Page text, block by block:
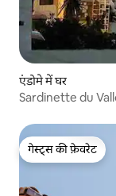
एंडोमे में घर
Sardinette du
गेस्ट्स की फ़ेवरेट
गेस्ट्स की फ़ेवरेट